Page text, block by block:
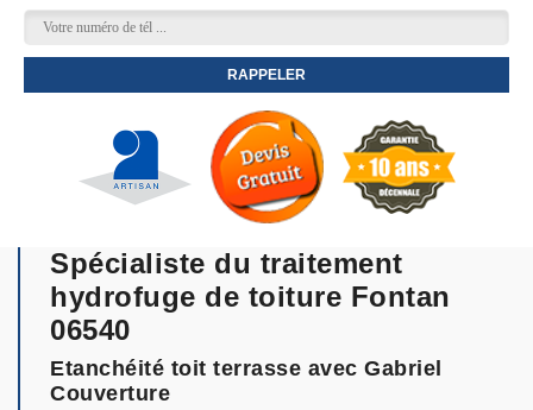
Spécialiste du traitement
hydrofuge de toiture Fontan
06540
Etanchéité toit terrasse avec Gabriel
Couverture